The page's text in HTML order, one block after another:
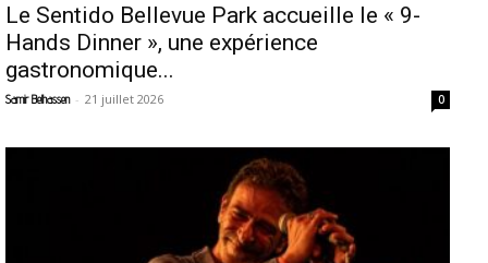
Le Sentido Bellevue Park accueille le « 9-
Hands Dinner », une expérience
gastronomique...
Samir Belhassen - 21 juillet 2026 0